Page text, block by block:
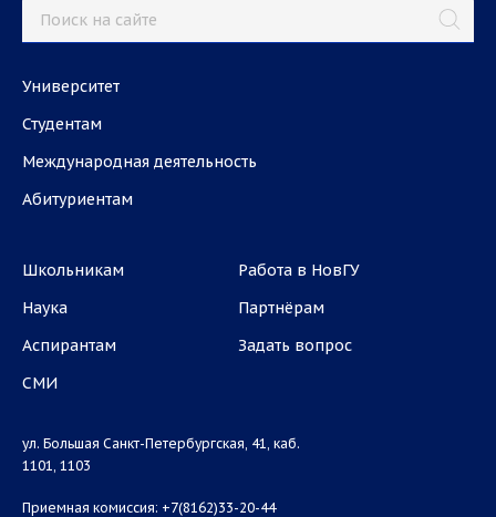
Университет
Студентам
Международная деятельность
Абитуриентам
Школьникам
Наука
Аспирантам
СМИ
Работа в НовГУ
Партнёрам
Задать вопрос
ул. Большая Санкт-Петербургская, 41, каб.
1101, 1103
Приемная комиссия: +7(8162)33-20-44